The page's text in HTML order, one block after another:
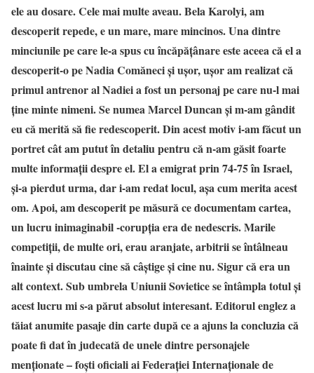
ele au dosare. Cele mai multe aveau. Bela Karolyi, am
descoperit repede, e un mare, mare mincinos. Una dintre
minciunile pe care le-a spus cu încăpățânare este aceea că el a
descoperit-o pe Nadia Comăneci și ușor, ușor am realizat că
primul antrenor al Nadiei a fost un personaj pe care nu-l mai
ține minte nimeni. Se numea Marcel Duncan și m-am gândit
eu că merită să fie redescoperit. Din acest motiv i-am făcut un
portret cât am putut în detaliu pentru că n-am găsit foarte
multe informații despre el. El a emigrat prin 74-75 în Israel,
și-a pierdut urma, dar i-am redat locul, așa cum merita acest
om. Apoi, am descoperit pe măsură ce documentam cartea,
un lucru inimaginabil -corupția era de nedescris. Marile
competiții, de multe ori, erau aranjate, arbitrii se întâlneau
înainte și discutau cine să câștige și cine nu. Sigur că era un
alt context. Sub umbrela Uniunii Sovietice se întâmpla totul și
acest lucru mi s-a părut absolut interesant. Editorul englez a
tăiat anumite pasaje din carte după ce a ajuns la concluzia că
poate fi dat în judecată de unele dintre personajele
menționate – foști oficiali ai Federației Internaționale de